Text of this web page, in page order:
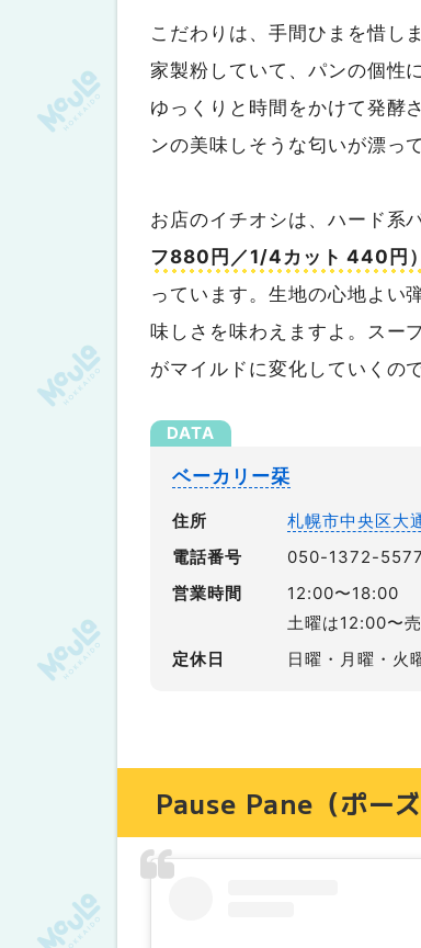
こだわりは、手間ひまを惜し
家製粉していて、パンの個性
ゆっくりと時間をかけて発酵
ンの美味しそうな匂いが漂っ
お店のイチオシは、ハード系
フ880円／1/4カット 440円）
っています。生地の心地よい
味しさを味わえますよ。スー
がマイルドに変化していくの
ベーカリー栞
住所
札幌市中央区大
電話番号
050-1372-5577
営業時間
12:00〜18:00
土曜は12:00〜
定休日
日曜・月曜・火
Pause Pane（ポーズ